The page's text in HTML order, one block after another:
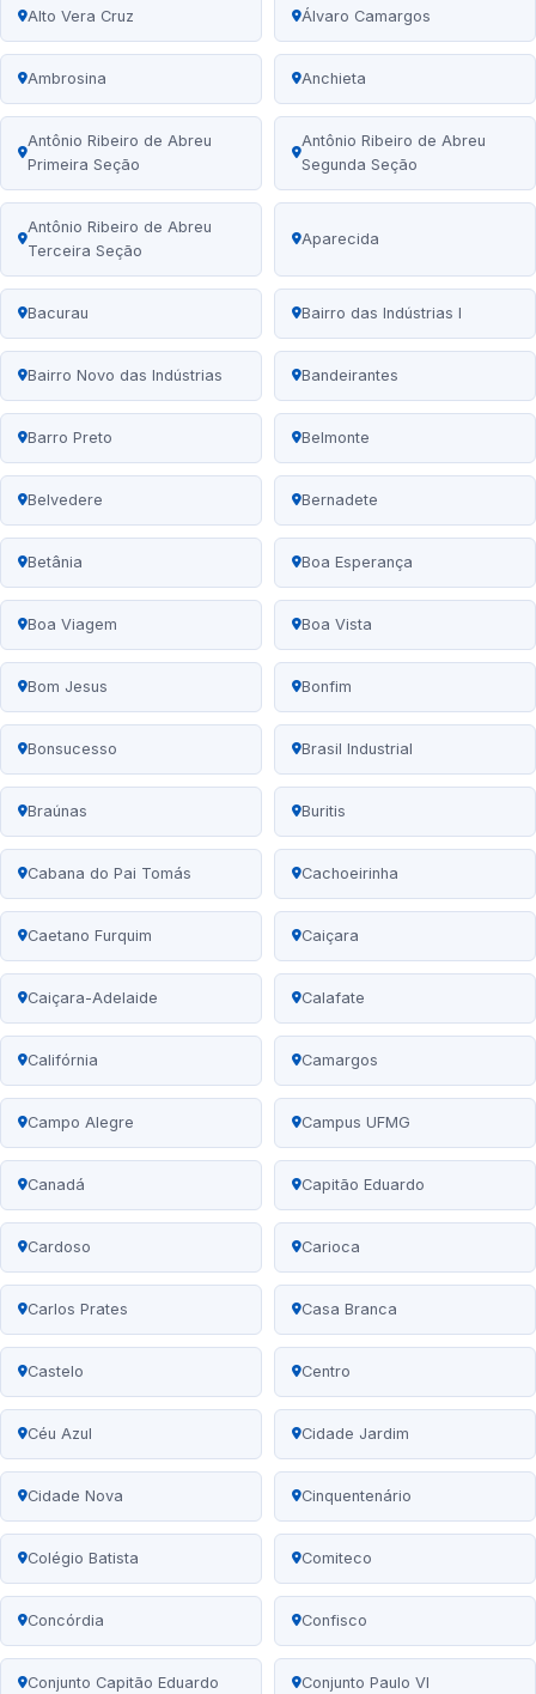
Alto Vera Cruz Álvaro Camargos
Ambrosina Anchieta
Antônio Ribeiro de Abreu
Primeira Seção
Antônio Ribeiro de Abreu
Segunda Seção
Antônio Ribeiro de Abreu
Terceira Seção
Aparecida
Bacurau Bairro das Indústrias I
Bairro Novo das Indústrias Bandeirantes
Barro Preto Belmonte
Belvedere Bernadete
Betânia Boa Esperança
Boa Viagem Boa Vista
Bom Jesus Bonfim
Bonsucesso Brasil Industrial
Braúnas Buritis
Cabana do Pai Tomás Cachoeirinha
Caetano Furquim Caiçara
Caiçara-Adelaide Calafate
Califórnia Camargos
Campo Alegre Campus UFMG
Canadá Capitão Eduardo
Cardoso Carioca
Carlos Prates Casa Branca
Castelo Centro
Céu Azul Cidade Jardim
Cidade Nova Cinquentenário
Colégio Batista Comiteco
Concórdia Confisco
Conjunto Capitão Eduardo Conjunto Paulo VI